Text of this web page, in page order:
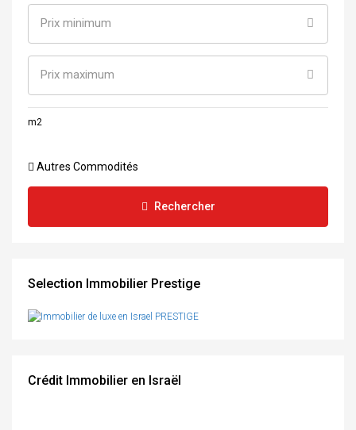
Prix minimum
Prix maximum
m2
Autres Commodités
Rechercher
Selection Immobilier Prestige
Crédit Immobilier en Israël